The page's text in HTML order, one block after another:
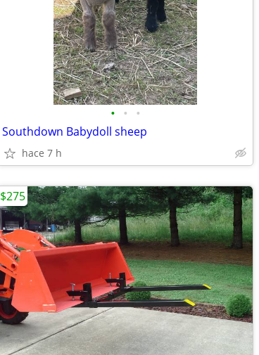
• • •
Southdown Babydoll sheep
hace 7 h
$275